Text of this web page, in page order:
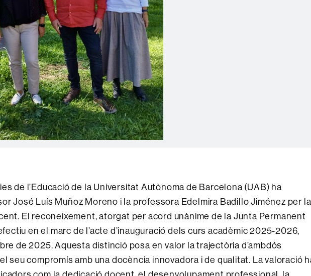
de l’Educació de la Universitat Autònoma de Barcelona (UAB) ha
José Luís Muñoz Moreno i la professora Edelmira Badillo Jiménez per la
El reconeixement, atorgat per acord unànime de la Junta Permanent
en el marc de l’acte d’inauguració dels curs acadèmic 2025-2026,
de 2025. Aquesta distinció posa en valor la trajectòria d’ambdós
seu compromís amb una docència innovadora i de qualitat. La valoració